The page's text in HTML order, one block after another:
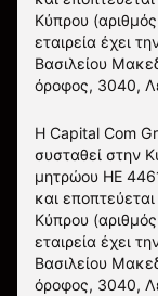
Κύπρου
εταιρεία έχει
Βασιλείου
όροφος, 3040,
Η Capital Com
συσταθεί στην
μητρώου ΗΕ
και
Κύπρου
εταιρεία έχει
Βασιλείου
όροφος, 3040,